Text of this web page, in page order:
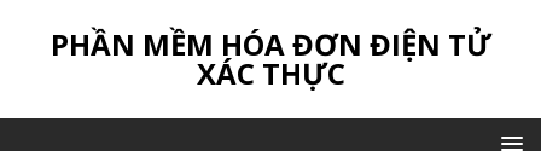
PHẦN MỀM HÓA ĐƠN ĐIỆN TỬ
XÁC THỰC